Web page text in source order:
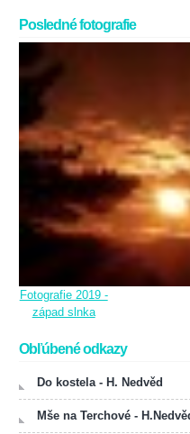
Posledné fotografie
Fotografie 2019 -
západ slnka
Obľúbené odkazy
Do kostela - H. Nedvěd
Mše na Terchové -